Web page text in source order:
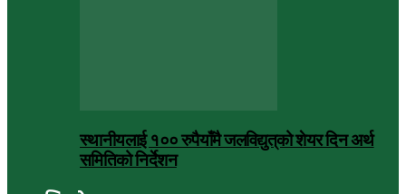
स्थानीयलाई १०० रुपैयाँमै जलविद्युत्‌को शेयर दिन अर्थ
समितिको निर्देशन